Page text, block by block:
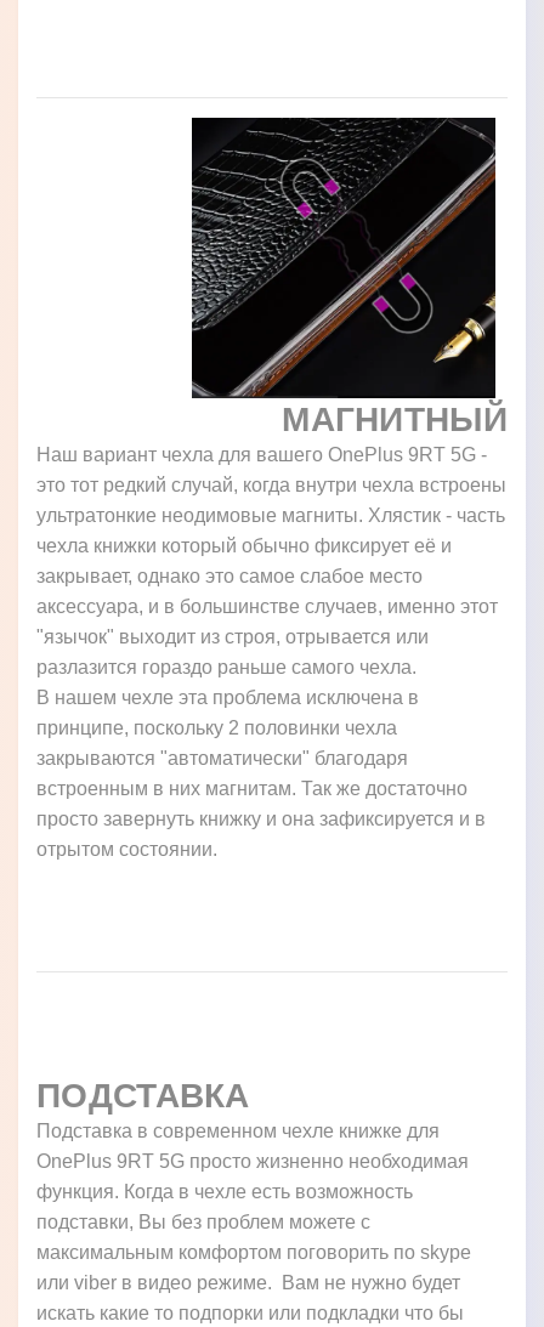
МАГНИТНЫЙ
Наш вариант чехла для вашего OnePlus 9RT 5G -
это тот редкий случай, когда внутри чехла встроены
ультратонкие неодимовые магниты. Хлястик - часть
чехла книжки который обычно фиксирует её и
закрывает, однако это самое слабое место
аксессуара, и в большинстве случаев, именно этот
"язычок" выходит из строя, отрывается или
разлазится гораздо раньше самого чехла.
В нашем чехле эта проблема исключена в
принципе, поскольку 2 половинки чехла
закрываются "автоматически" благодаря
встроенным в них магнитам. Так же достаточно
просто завернуть книжку и она зафиксируется и в
отрытом состоянии.
ПОДСТАВКА